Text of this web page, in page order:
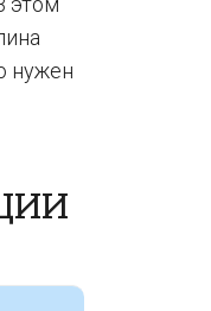
нужен